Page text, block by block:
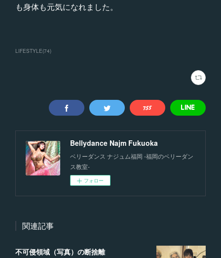
も身体も元気になれました。
LIFESTYLE(74)
Bellydance Najm Fukuoka
ベリーダンス ナジュム福岡 -福岡のベリーダン
ス教室-
フォロー
関連記事
不可侵領域（写真）の断捨離